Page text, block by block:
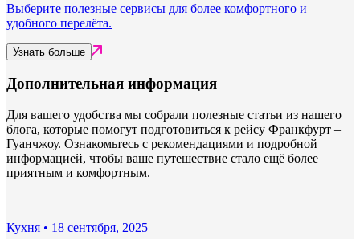
Выберите полезные сервисы для более комфортного и
удобного перелёта.
Узнать больше
Дополнительная информация
Для вашего удобства мы собрали полезные статьи из нашего
блога, которые помогут подготовиться к рейсу Франкфурт –
Гуанчжоу. Ознакомьтесь с рекомендациями и подробной
информацией, чтобы ваше путешествие стало ещё более
приятным и комфортным.
Кухня • 18 сентября, 2025